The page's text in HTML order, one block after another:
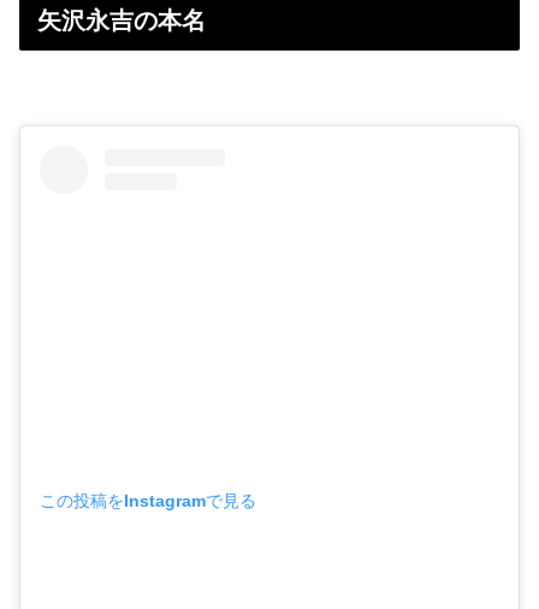
矢沢永吉の本名
この投稿をInstagramで見る